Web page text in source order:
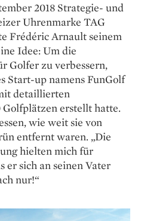
2018 Strategie- und
Uhrenmarke TAG
Frédéric Arnault seinem
Idee: Um die
Golfer zu verbessern,
Start-up namens FunGolf
detaillierten
Golfplätzen erstellt hatte.
wie weit sie von
entfernt waren. „Die
hielten mich für
er sich an seinen Vater
nur!“